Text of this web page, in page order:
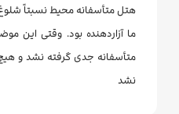
هتل متأسفانه محیط نسبتاً
ما آزاردهنده بود. وقتی این
متأسفانه جدی گرفته نشد و
نشد